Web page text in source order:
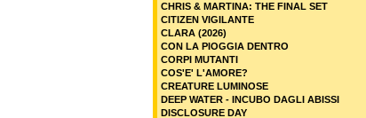
CHRIS & MARTINA: THE FINAL SET
CITIZEN VIGILANTE
CLARA (2026)
CON LA PIOGGIA DENTRO
CORPI MUTANTI
COS'E' L'AMORE?
CREATURE LUMINOSE
DEEP WATER - INCUBO DAGLI ABISSI
DISCLOSURE DAY